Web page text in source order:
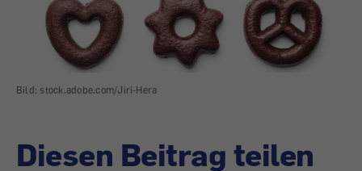
Bild: stock.adobe.com/Jiri-Hera
Diesen Beitrag teilen